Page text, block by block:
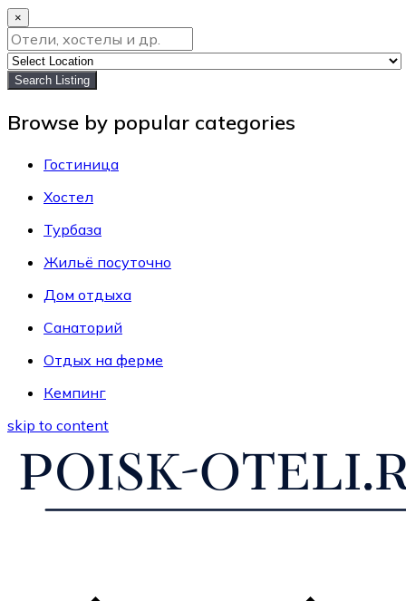
×
Search Listing
Browse by popular categories
Гостиница
Хостел
Турбаза
Жильё посуточно
Дом отдыха
Санаторий
Отдых на ферме
Кемпинг
skip to content